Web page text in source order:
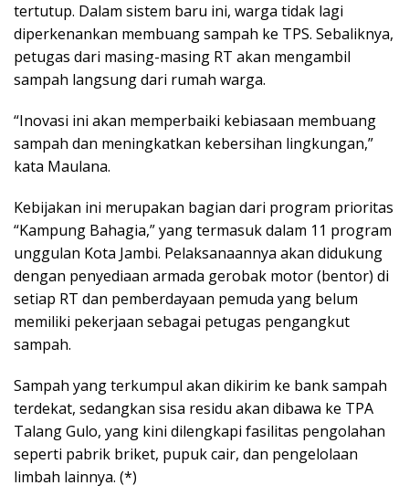
tertutup. Dalam sistem baru ini, warga tidak lagi
diperkenankan membuang sampah ke TPS. Sebaliknya,
petugas dari masing-masing RT akan mengambil
sampah langsung dari rumah warga.
“Inovasi ini akan memperbaiki kebiasaan membuang
sampah dan meningkatkan kebersihan lingkungan,”
kata Maulana.
Kebijakan ini merupakan bagian dari program prioritas
“Kampung Bahagia,” yang termasuk dalam 11 program
unggulan Kota Jambi. Pelaksanaannya akan didukung
dengan penyediaan armada gerobak motor (bentor) di
setiap RT dan pemberdayaan pemuda yang belum
memiliki pekerjaan sebagai petugas pengangkut
sampah.
Sampah yang terkumpul akan dikirim ke bank sampah
terdekat, sedangkan sisa residu akan dibawa ke TPA
Talang Gulo, yang kini dilengkapi fasilitas pengolahan
seperti pabrik briket, pupuk cair, dan pengelolaan
limbah lainnya. (*)